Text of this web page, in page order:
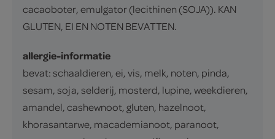
cacaoboter, emulgator (lecithinen (SOJA)). KAN
GLUTEN, EI EN NOTEN BEVATTEN.
allergie-informatie
bevat: schaaldieren, ei, vis, melk, noten, pinda,
sesam, soja, selderij, mosterd, lupine, weekdieren,
amandel, cashewnoot, gluten, hazelnoot,
khorasantarwe, macademianoot, paranoot,